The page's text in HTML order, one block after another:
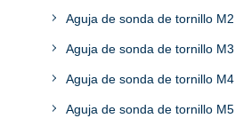
Aguja de sonda de tornillo M2
Aguja de sonda de tornillo M3
Aguja de sonda de tornillo M4
Aguja de sonda de tornillo M5